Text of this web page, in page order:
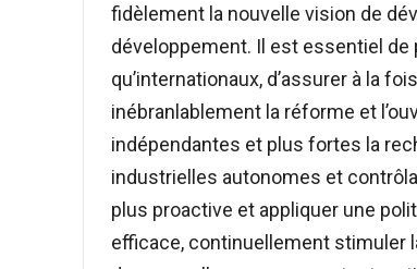
fidèlement la nouvelle vision de
développement. Il est essentiel
qu’internationaux, d’assurer à la
inébranlablement la réforme et
indépendantes et plus fortes la
industrielles autonomes et
plus proactive et appliquer une
efficace, continuellement stimuler